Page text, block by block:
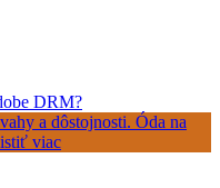
DRM?